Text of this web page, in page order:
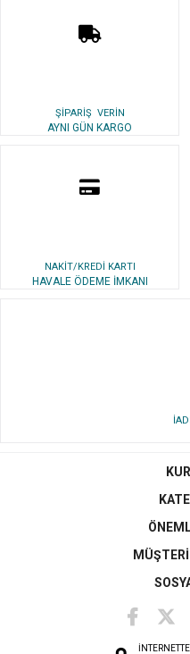
ŞİPARİŞ VERİN
AYNI GÜN KARGO
NAKİT/KREDİ KARTI
HAVALE ÖDEME İMKANI